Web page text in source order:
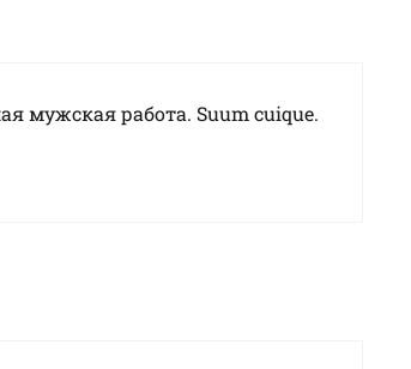
мужская работа. Suum cuique.